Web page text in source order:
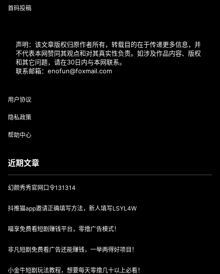
首码投稿
声明：该文章版权归原作者所有，转载目的在于传递更多信息，并
不代表本网赞同其观点和对其真实性负责。如涉及作品内容、版权
和其它问题，请在30日内与本网联系。
联系邮箱：enofun@foxmail.com
用户协议
隐私政策
帮助中心
近期文章
幻颜秀秀官网口令131314
抖推猫app邀请正确填写方法，新人填写LSYL4W
喵享免费看短剧赚钱平台，零撸广告模式！
非凡短剧免费看广告还能赚钱，一举两得好项目！
小金牛短剧玩法教程，想要每天零撸几十以上必看！